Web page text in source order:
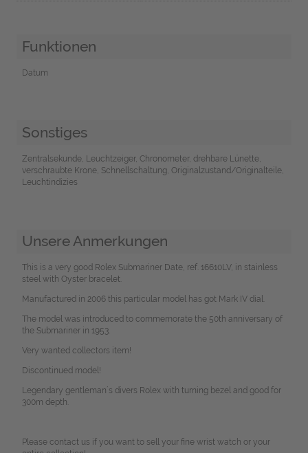
Funktionen
Datum
Sonstiges
Zentralsekunde, Leuchtzeiger, Chronometer, drehbare Lünette,
verschraubte Krone, Schnellschaltung, Originalzustand/Originalteile,
Leuchtindizies
Unsere Anmerkungen
This is a very good Rolex Submariner Date, ref. 16610LV, in stainless
steel with Oyster bracelet.
Manufactured in 2006 this particular model has got Mark IV dial.
The model was introduced to commemorate the 50th anniversary of
the Submariner in 1953.
Very wanted collectors item!
Discontinued model!
Legendary gentleman´s divers Rolex with turning bezel and good for
300m depth.
Please contact us if you want to sell your fine wrist watch or your